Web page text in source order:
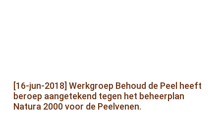
[16-jun-2018] Werkgroep Behoud de Peel heeft
beroep aangetekend tegen het beheerplan
Natura 2000 voor de Peelvenen.